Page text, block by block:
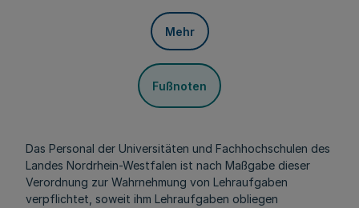
Mehr
Fußnoten
Das Personal der Universitäten und Fachhochschulen des
Landes Nordrhein-Westfalen ist nach Maßgabe dieser
Verordnung zur Wahrnehmung von Lehraufgaben
verpflichtet, soweit ihm Lehraufgaben obliegen